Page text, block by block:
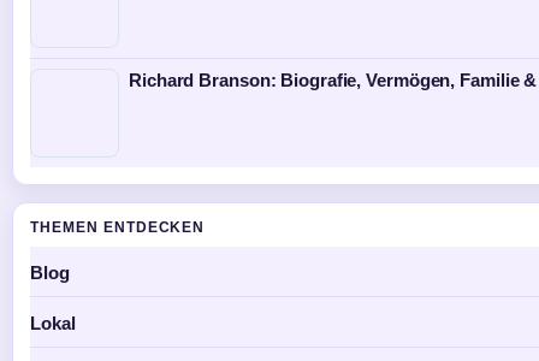
Richard Branson: Biografie, Vermögen, Familie
THEMEN ENTDECKEN
Blog
Lokal